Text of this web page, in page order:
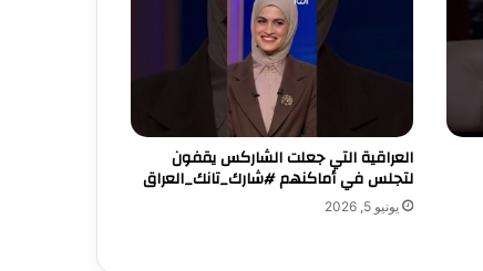
العراقية التي جعلت الشاركس يقفون
لتجلس في أماكنهم #شارك_تانك_العراق
يونيو 5, 2026